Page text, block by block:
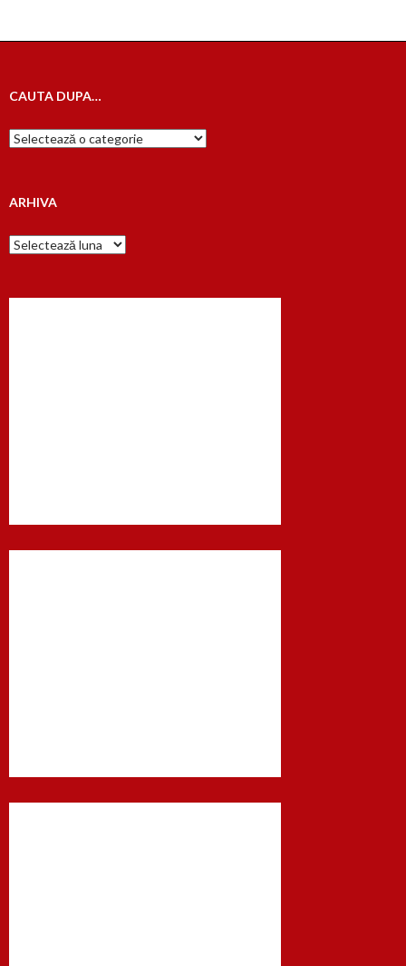
CAUTA DUPA…
Cauta
dupa…
ARHIVA
Arhiva